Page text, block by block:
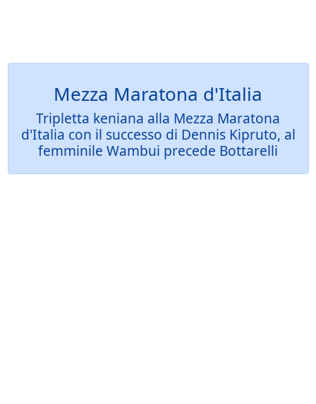
Mezza Maratona d'Italia
Tripletta keniana alla Mezza Maratona
d'Italia con il successo di Dennis Kipruto, al
femminile Wambui precede Bottarelli